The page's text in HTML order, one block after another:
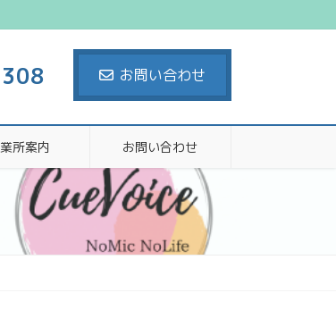
お問い合わせ
所案内 お問い合わせ